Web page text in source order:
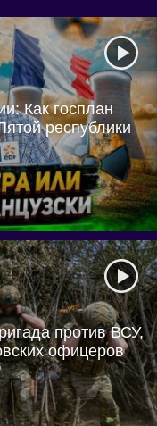
Как госплан
республики
против ВСУ,
офицеров